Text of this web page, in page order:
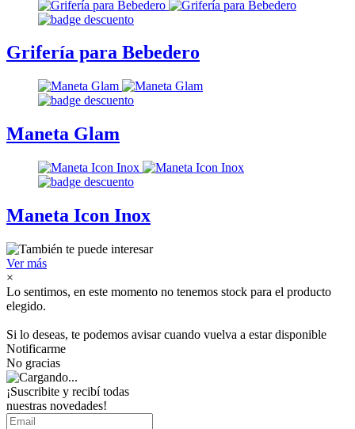
Grifería para Bebedero
Maneta Glam
Maneta Icon Inox
Ver más
×
Lo sentimos, en este momento no tenemos stock para el producto
elegido.
Si lo deseas, te podemos avisar cuando vuelva a estar disponible
Notificarme
No gracias
¡Suscribite y recibí todas
nuestras novedades!